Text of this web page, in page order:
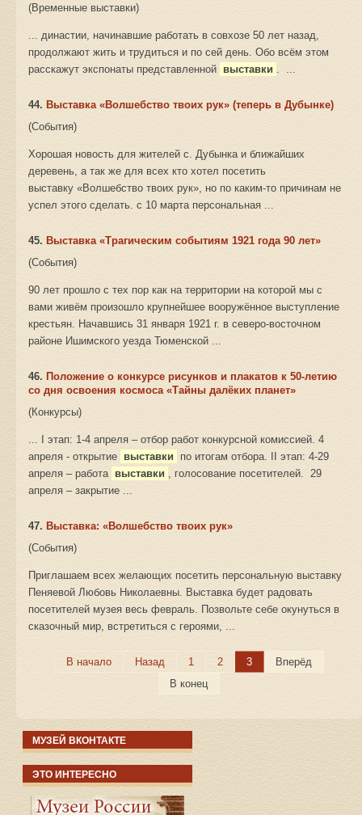
(Временные выставки)
... династии, начинавшие работать в совхозе 50 лет назад,
продолжают жить и трудиться и по сей день. Обо всём этом
расскажут экспонаты представленной выставки
44. Выставка «Волшебство твоих рук» (теперь в Дубынке)
(События)
Хорошая новость для жителей с. Дубынка и ближайших
деревень, а так же для всех кто хотел посетить
выставку «Волшебство твоих рук», но по каким-то причинам не
успел этого сделать. с 10 марта персональная ...
45. Выставка «Трагическим событиям 1921 года 90 лет»
(События)
90 лет прошло с тех пор как на территории на которой мы с
вами живём произошло крупнейшее вооружённое выступление
крестьян. Начавшись 31 января 1921 г. в северо-восточном
районе Ишимского уезда Тюменской ...
46. Положение о конкурсе рисунков и плакатов к 50-летию
со дня освоения космоса «Тайны далёких планет»
(Конкурсы)
... I этап: 1-4 апреля – отбор работ конкурсной комиссией. 4
апреля - открытие выставки
по итогам отбора. II этап: 4-29
апреля – работа выставки
, голосование посетителей. 29
апреля – закрытие ...
47. Выставка: «Волшебство твоих рук»
(События)
Приглашаем всех желающих посетить персональную выставку
Пеняевой Любовь Николаевны. Выставка будет радовать
посетителей музея весь февраль. Позвольте себе окунуться в
сказочный мир, встретиться с героями, ...
В начало Назад 1 2 3
Вперёд
В конец
МУЗЕЙ ВКОНТАКТЕ
ЭТО ИНТЕРЕСНО